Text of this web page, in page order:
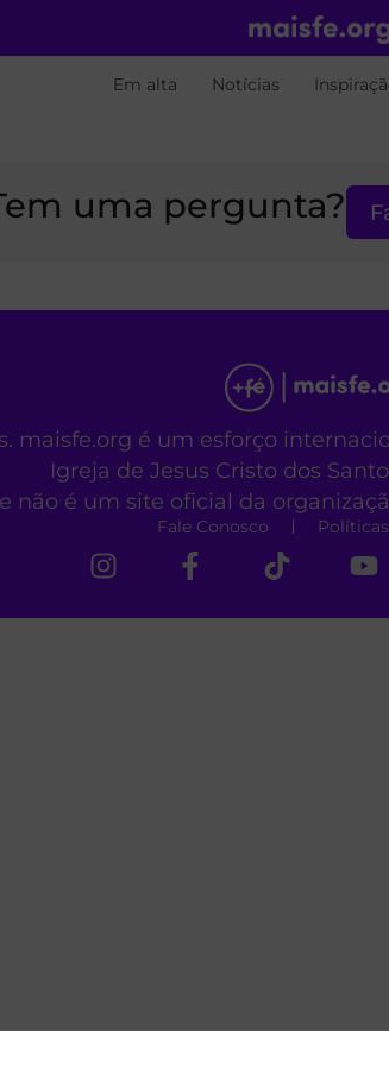
Em alta Notícias
uma pergunta?
maisfe.org é um esforço
Igreja de Jesus Cristo dos
não é um site oficial da
Fale Conosco